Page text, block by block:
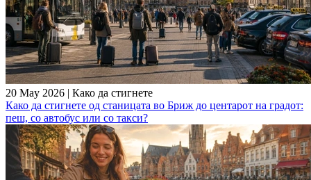
20 May 2026 | Како да стигнете
Како да стигнете од станицата во Бриж до центарот на градот:
пеш, со автобус или со такси?